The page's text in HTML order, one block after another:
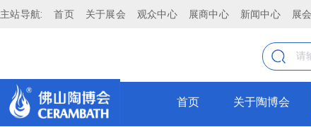
主站导航: 首页 关于展会 观众中心 展商中心 新闻中心 展
首页 关于陶博会